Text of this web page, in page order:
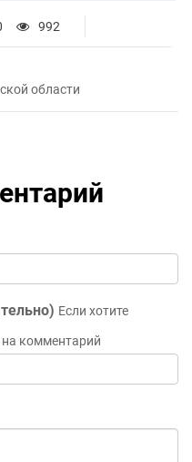
992
области
Если хотите
на комментарий